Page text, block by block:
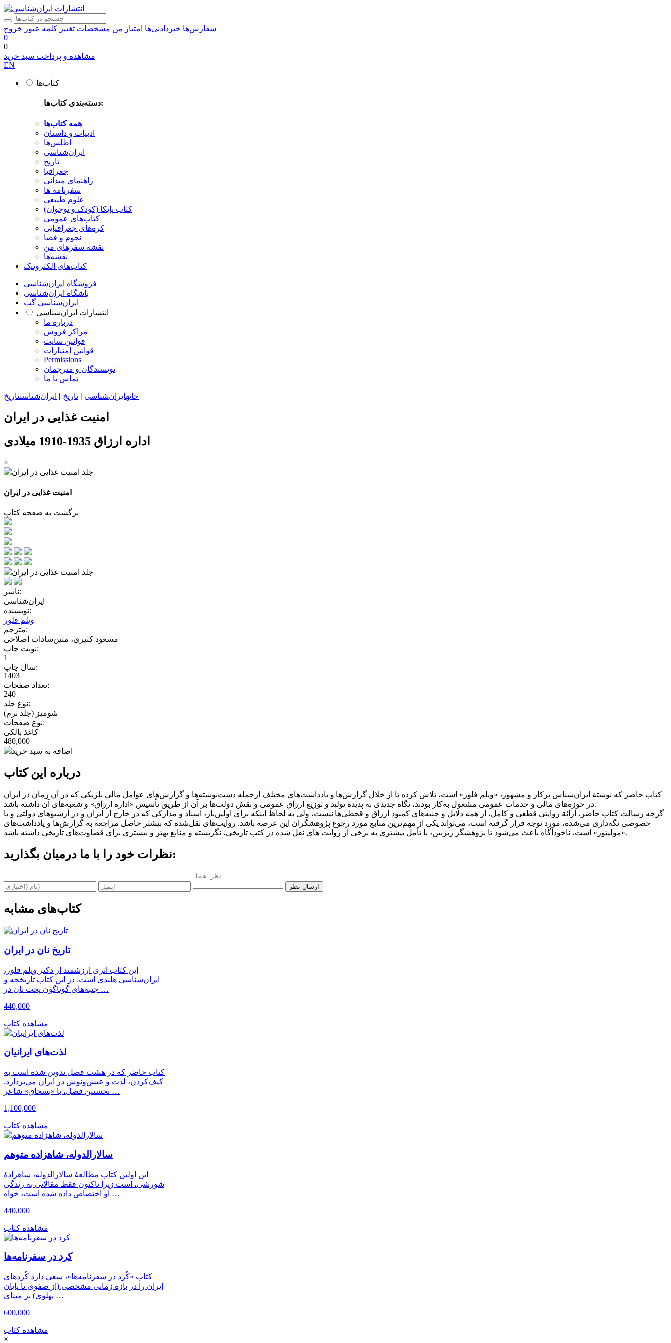
سفارش‌ها خبردادنی‌ها امتیاز من مشخصات تغییر کلمه عبور خروج
0
0
مشاهده و پرداخت سبد خرید
EN
کتاب‌ها
دسته‌بندی کتاب‌ها:
همه کتاب‌ها
ادبیات و داستان
اطلس‌ها
ایران‌شناسی
تاریخ
جغرافیا
راهنمای میدانی
سفرنامه‌ ها
علوم طبیعی
کتاب‌ پایکا (کودک و نوجوان)
کتاب‌های عمومی
کره‌های جغرافیایی
نجوم و فضا
نقشه سفرهای من
نقشه‌ها
کتاب‌های الکترونیک
فروشگاه ایران‌شناسی
باشگاه ایران‌شناسی
ایران‌شناسی گپ
انتشارات ایران‌شناسی
درباره ما
مراکز فروش
قوانین سایت
قوانین امتیازات
Permissions
نویسندگان و مترجمان
تماس با ما
خانهایران‌شناسی | تاریخ | ایران‌شناسیتاریخ
امنیت غذایی در ایران
اداره ارزاق 1935-1910 میلادی
×
امنیت غذایی در ایران
برگشت به صفحه کتاب
ناشر:
ایران‌شناسی
نویسنده:
ویلم فلور
مترجم:
مسعود کثیری، متین‌سادات اصلاحی
نوبت چاپ:
1
سال چاپ:
1403
تعداد صفحات:
240
نوع جلد:
شومیز (جلد نرم)
نوع صفحات:
کاغذ بالکی
480,000
اضافه به سبد خرید
درباره این کتاب
کتاب حاضر که نوشتة ایران‌شناس پرکار و مشهور، «ویلم فلور» است، تلاش کرده تا از خلال گزارش‌ها و یادداشت‌های مختلف ازجمله دست‌نوشته‌ها و گزارش‌های عوامل مالی بلژیکی که در آن زمان در ایران
در حوزه‌های مالی و خدمات عمومی مشغول به‌کار بودند، نگاه جدیدی به پدیدة تولید و توزیع ارزاق عمومی و نقش دولت‌ها بر آن از طریق تأسیس «اداره ارزاق» و شعبه‌های آن داشته باشد.
گرچه رسالت کتاب حاضر، ارائة روایتی قطعی و کامل، از همه دلایل و جنبه‌های کمبود ارزاق و قحطی‌ها نیست، ولی به لحاظ اینکه برای اولین‌بار، اسناد و مدارکی که در خارج از ایران و در آرشیوهای دولتی و یا
خصوصی نگه‌داری می‌شده، مورد توجه قرار گرفته است، می‌تواند یکی از مهم‌ترین منابع مورد رجوع پژوهشگران این عرصه باشد. روایت‌های نقل‌شده که بیشتر حاصل مراجعه به گزارش‌ها و یادداشت‌های
«مولیتور» است، ناخودآگاه باعث می‌شود تا پژوهشگر ریزبین، با تأمل بیشتری به برخی از روایت های نقل شده در کتب تاریخی، نگریسته و منابع بهتر و بیشتری برای قضاوت‌های تاریخی داشته باشد.
نظرات خود را با ما درمیان بگذارید:
ارسال نظر
کتاب‌های مشابه
تاریخ نان در ایران
این کتاب اثری ارزشمند از دکتر ویلم فلور،
ایران‌شناسی هلندی است. در این کتاب تاریخچه و
جنبه‌های گوناگون پخت نان در …
440,000
مشاهده کتاب
لذت‌های ایرانیان
کتاب حاضر که در هشت فصل تدوین شده است به
کیف‌کردن، لذت و عیش‌‌ونوش در ایران می‌پردازد.
نخستین فصل، با «بسحاق» شاعر …
1,100,000
مشاهده کتاب
سالارالدوله، شاهزاده متوهم
این اولین کتاب مطالعۀ سالارالدوله، شاهزادۀ
شورشی، است زیرا تاکنون فقط مقالاتی به زندگی
او اختصاص داده شده است، خواه …
440,000
مشاهده کتاب
کرد در سفرنامه‌ها
کتاب «کُرد در سفرنامه‌ها»، سعی دارد کُردهای
ایران را در بازة زمانی مشخصی (از صفوی تا پایان
پهلوی) بر مبنای …
600,000
مشاهده کتاب
×